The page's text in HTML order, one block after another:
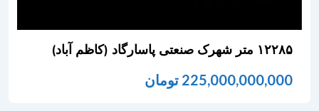
۱۲۲۸۵ متر شهرک صنعتی پاسارگاد (کاظم آباد)
225,000,000,000 تومان